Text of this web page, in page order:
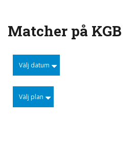
Matcher på KGB
Välj datum
Välj plan